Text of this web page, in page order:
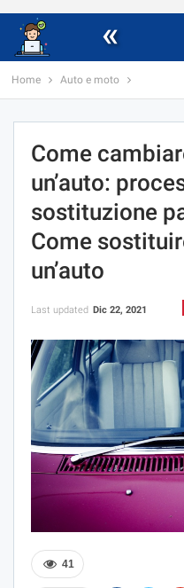
«
Home Auto e moto
Come
un’auto:
sostituzione
Come
un’auto
Last updated Dic 22, 2021
41